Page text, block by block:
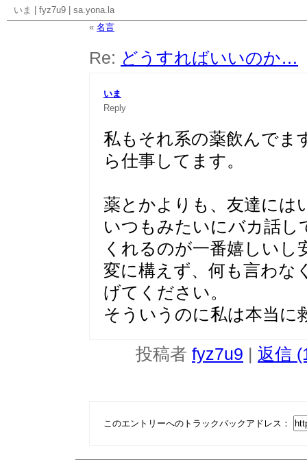
いま fyz7u9
sa.yona.la
« 名言
Re: どうすればいいのか…
いま
Reply
私もそれ系の薬飲んでま
ら仕事してます。
薬とかよりも、友達には
いつもみたいにバカ話し
くれるのが一番嬉しいし
変に構えず、何も言わな
げてください。
そういうのに私は本当に
投稿者 fyz7u9 返信
このエントリーへのトラックバックアドレス：